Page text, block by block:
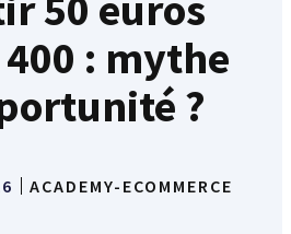
: mythe
?
ACADEMY-ECOMMERCE